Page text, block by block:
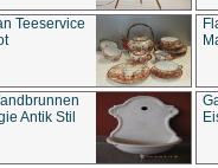
Teeservice
Antik Stil